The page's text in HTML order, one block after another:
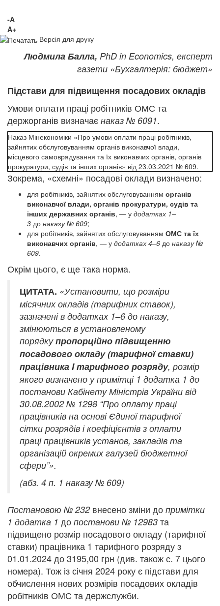
-A
A+
Версія для друку
Людмила Балла, PhD in Economics, експерт
газети «Бухгалтерія: бюджет»
Підстави для підвищення посадових окладів
Умови оплати праці робітників ОМС та
держорганів визначає наказ № 6091.
Наказ Мінекономіки «Про умови оплати праці робітників,
зайнятих обслуговуванням органів виконавчої влади,
місцевого самоврядування та їх виконавчих органів, органів
прокуратури, судів та інших органів» від 23.03.2021 № 609.
Зокрема, «схемні» посадові оклади визначено:
для робітників, зайнятих обслуговуванням органів
виконавчої влади, органів прокуратури, судів та
інших державних органів, — у додатках 1–
3 до наказу № 609;
для робітників, зайнятих обслуговуванням ОМС та їх
виконавчих органів, — у додатках 4–6 до наказу №
609.
Окрім цього, є ще така норма.
ЦИТАТА. «Установити, що розміри
місячних окладів (тарифних ставок),
зазначені в додатках 1–6 до наказу,
змінюються в установленому
порядкупропорційно підвищенню
посадового окладу (тарифної ставки)
працівника I тарифного розряду, розмір
якого визначено у примітці 1 додатка 1 до
постанови Кабінету Міністрів України від
30.08.2002 № 1298 “Про оплату праці
працівників на основі Єдиної тарифної
сітки розрядів і коефіцієнтів з оплати
праці працівників установ, закладів та
організацій окремих галузей бюджетної
сфери”».
(абз. 4 п. 1 наказу № 609)
Постановою № 232 внесено зміни до примітки
1 додатка 1 до постанови № 12983 та
підвищено розмір посадового окладу (тарифної
ставки) працівника 1 тарифного розряду з
01.01.2024 до 3195,00 грн (див. такожс. 7 цього
номера). Тож із січня 2024 року є підстави для
обчислення нових розмірів посадових окладів
робітників ОМС та держслужби.